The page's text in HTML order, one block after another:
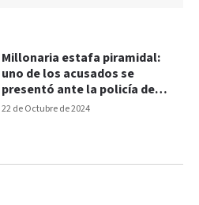
22 de Octubre de 2024
Millonaria estafa piramidal:
uno de los acusados se
presentó ante la policía de
Concordia